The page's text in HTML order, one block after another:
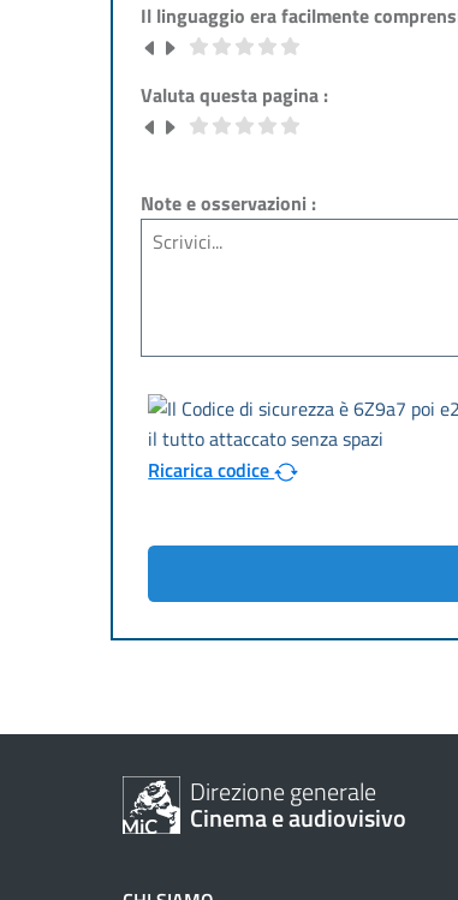
Il linguaggio era facilmente
Valuta questa pagina :
Note e osservazioni :
Ricarica codice
Direzione generale
Cinema e audiovisivo